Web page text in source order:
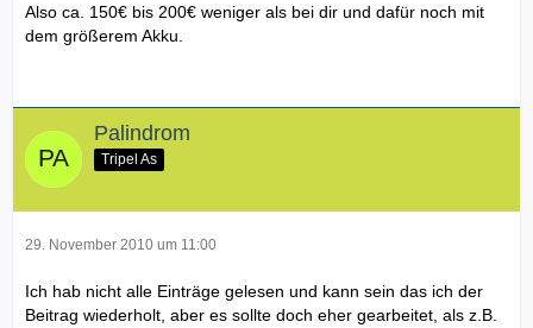
Also ca. 150€ bis 200€ weniger als bei dir und dafür noch mit
dem größerem Akku.
Palindrom
Tripel As
29. November 2010 um 11:00
Ich hab nicht alle Einträge gelesen und kann sein das ich der
Beitrag wiederholt, aber es sollte doch eher gearbeitet, als z.B.